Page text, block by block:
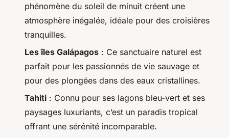
phénomène du soleil de minuit créent une
atmosphère inégalée, idéale pour des croisières
tranquilles.
Les îles Galápagos : Ce sanctuaire naturel est
parfait pour les passionnés de vie sauvage et
pour des plongées dans des eaux cristallines.
Tahiti : Connu pour ses lagons bleu-vert et ses
paysages luxuriants, c’est un paradis tropical
offrant une sérénité incomparable.